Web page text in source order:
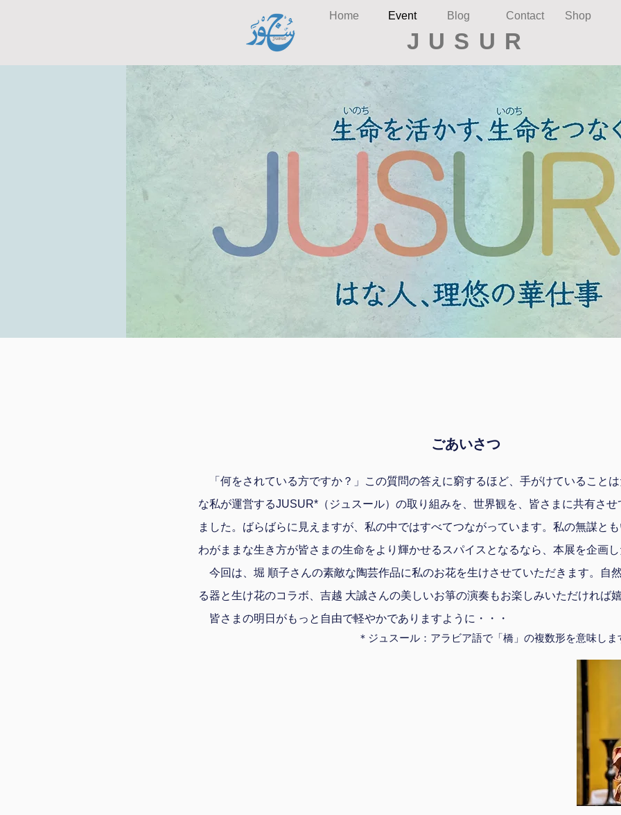
Home Event Blog Contact Shop
JUSUR
ごあいさつ
「何をされている方ですか？」この質問の答えに窮するほど、手がけていること
な私が運営するJUSUR*（ジュスール）の取り組みを、世界観を、皆さまに共有さ
ました。ばらばらに見えますが、私の中ではすべてつながっています。私の無謀と
わがままな生き方が皆さまの生命をより輝かせるスパイスとなるなら、本展を企画
今回は、堀 順子さんの素敵な陶芸作品に私のお花を生けさせていただきます。自
る器と生け花のコラボ、吉越 大誠さんの美しいお箏の演奏もお楽しみいただければ
皆さまの明日がもっと自由で軽やかでありますように・・
​・
＊ジュスール：アラビア語で「橋」の複数形を意味しま